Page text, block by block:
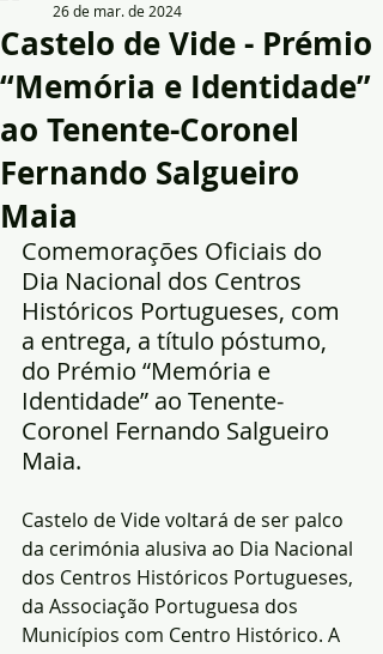
Castelo de Vide - Prémio
“Memória e Identidade”
ao Tenente-Coronel
Fernando Salgueiro
Maia
26 de mar. de 2024
Comemorações Oficiais do
Dia Nacional dos Centros
Históricos Portugueses, com
a entrega, a título póstumo,
do Prémio “Memória e
Identidade” ao Tenente-
Coronel Fernando Salgueiro
Maia.
Castelo de Vide voltará de ser palco
da cerimónia alusiva ao Dia Nacional
dos Centros Históricos Portugueses,
da Associação Portuguesa dos
Municípios com Centro Histórico. A